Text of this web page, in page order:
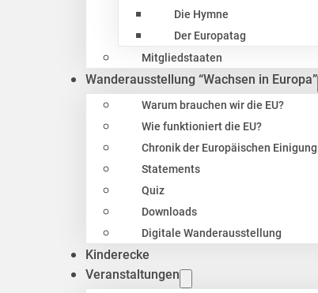
Die Hymne
Der Europatag
Mitgliedstaaten
Wanderausstellung “Wachsen in Europa”
Warum brauchen wir die EU?
Wie funktioniert die EU?
Chronik der Europäischen Einigung
Statements
Quiz
Downloads
Digitale Wanderausstellung
Kinderecke
Veranstaltungen